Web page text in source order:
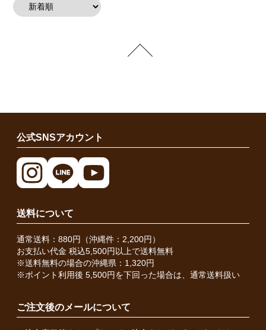
公式SNSアカウント
送料について
通常送料：880円（沖縄件：2,200円）
お支払い代金 税込5,500円以上で送料無料
※送料無料の場合の沖縄県：1,320円
※ポイント利用後 5,500円を下回った場合は、通常送料扱い
ご注文後のメールについて